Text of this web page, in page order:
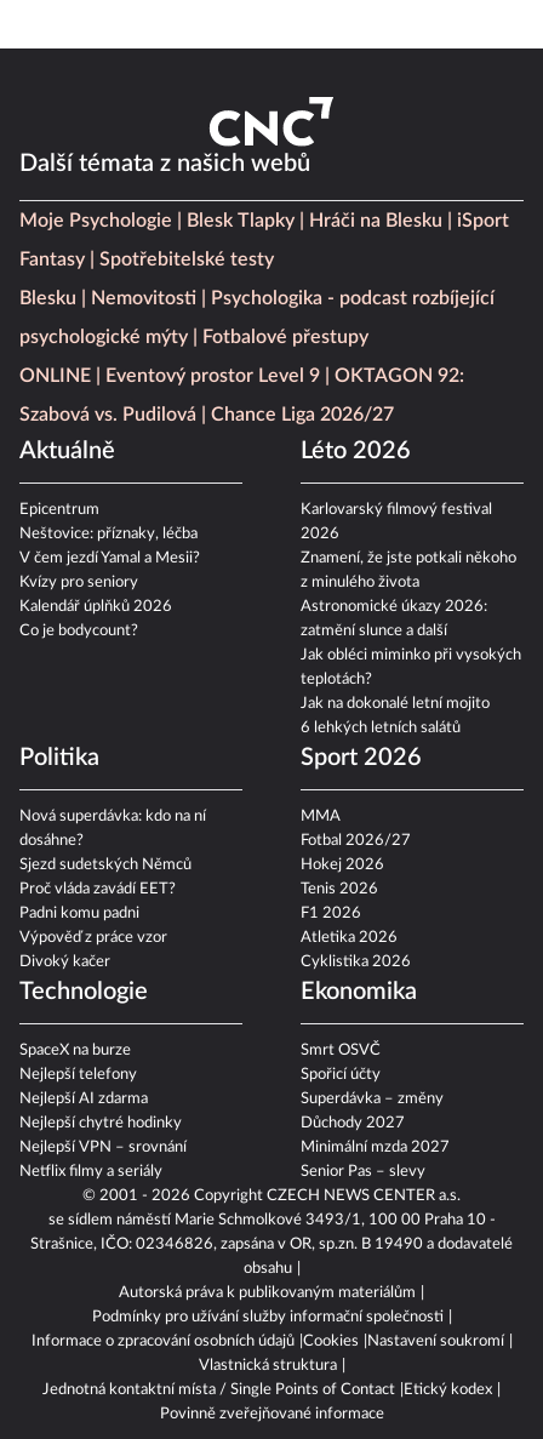
© 2001 - 2026 Copyright CZECH NEWS CENTER a.s.
se sídlem náměstí Marie Schmolkové 3493/1, 100 00 Praha 10 -
Strašnice, IČO: 02346826, zapsána v OR, sp.zn. B 19490 a dodavatelé
obsahu
Autorská práva k publikovaným materiálům
Podmínky pro užívání služby informační společnosti
Informace o zpracování osobních údajů Cookies
Nastavení soukromí
Vlastnická struktura
Jednotná kontaktní místa / Single Points of Contact
Etický kodex
Povinně zveřejňované informace
Další témata z našich webů
Moje Psychologie Blesk Tlapky Hráči na Blesku
iSport
Fantasy
Spotřebitelské testy
Blesku
Nemovitosti
Psychologika - podcast rozbíjející
psychologické mýty
Fotbalové přestupy
ONLINE
Eventový prostor Level 9
OKTAGON 92:
Szabová vs. Pudilová
Chance Liga 2026/27
Aktuálně
Epicentrum
Neštovice: příznaky, léčba
V čem jezdí Yamal a Mesii?
Kvízy pro seniory
Kalendář úplňků 2026
Co je bodycount?
Léto 2026
Karlovarský filmový festival
2026
Znamení, že jste potkali někoho
z minulého života
Astronomické úkazy 2026:
zatmění slunce a další
Jak obléci miminko při vysokých
teplotách?
Jak na dokonalé letní mojito
6 lehkých letních salátů
Politika
Nová superdávka: kdo na ní
dosáhne?
Sjezd sudetských Němců
Proč vláda zavádí EET?
Padni komu padni
Výpověď z práce vzor
Divoký kačer
Sport 2026
MMA
Fotbal 2026/27
Hokej 2026
Tenis 2026
F1 2026
Atletika 2026
Cyklistika 2026
Technologie
SpaceX na burze
Nejlepší telefony
Nejlepší AI zdarma
Nejlepší chytré hodinky
Nejlepší VPN – srovnání
Netflix filmy a seriály
Ekonomika
Smrt OSVČ
Spořicí účty
Superdávka – změny
Důchody 2027
Minimální mzda 2027
Senior Pas – slevy